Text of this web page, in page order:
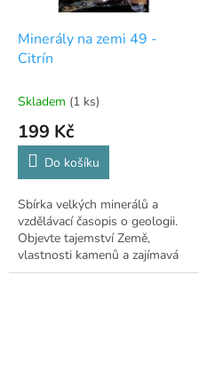
Minerály na zemi 49 -
Citrín
Skladem (1 ks)
199 Kč
Do košíku
Sbírka velkých minerálů a
vzdělávací časopis o geologii.
Objevte tajemství Země,
vlastnosti kamenů a zajímavá
místa. Pro věk 12+.